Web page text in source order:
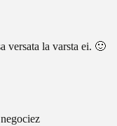
versata la varsta ei. 🙂